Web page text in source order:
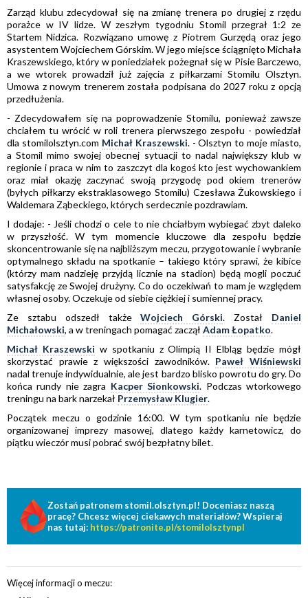
Zarząd klubu zdecydował się na zmianę trenera po drugiej z rzędu
porażce w IV lidze. W zeszłym tygodniu Stomil przegrał 1:2 ze
Startem Nidzica. Rozwiązano umowę z Piotrem Gurzędą oraz jego
asystentem Wojciechem Górskim. W jego miejsce ściągnięto Michała
Kraszewskiego, który w poniedziałek pożegnał się w Pisie Barczewo,
a we wtorek prowadził już zajęcia z piłkarzami Stomilu Olsztyn.
Umowa z nowym trenerem została podpisana do 2027 roku z opcją
przedłużenia.
- Zdecydowałem się na poprowadzenie Stomilu, ponieważ zawsze
chciałem tu wrócić w roli trenera pierwszego zespołu - powiedział
dla stomilolsztyn.com Michał Kraszewski. - Olsztyn to moje miasto,
a Stomil mimo swojej obecnej sytuacji to nadal największy klub w
regionie i praca w nim to zaszczyt dla kogoś kto jest wychowankiem
oraz miał okazję zaczynać swoją przygodę pod okiem trenerów
(byłych piłkarzy ekstraklasowego Stomilu) Czesława Żukowskiego i
Waldemara Ząbeckiego, których serdecznie pozdrawiam.
I dodaje: - Jeśli chodzi o cele to nie chciałbym wybiegać zbyt daleko
w przyszłość. W tym momencie kluczowe dla zespołu będzie
skoncentrowanie się na najbliższym meczu, przygotowanie i wybranie
optymalnego składu na spotkanie – takiego który sprawi, że kibice
(którzy mam nadzieję przyjdą licznie na stadion) będą mogli poczuć
satysfakcję ze Swojej drużyny. Co do oczekiwań to mam je względem
własnej osoby. Oczekuje od siebie ciężkiej i sumiennej pracy.
Ze sztabu odszedł takżeWojciech Górski. Został Daniel
Michałowski, a w treningach pomagać zaczął Adam Łopatko.
Michał Kraszewski w spotkaniu z Olimpią II Elbląg będzie mógł
skorzystać prawie z większości zawodników. Paweł Wiśniewski
nadal trenuje indywidualnie, ale jest bardzo blisko powrotu do gry. Do
końca rundy nie zagra Kacper Sionkowski. Podczas wtorkowego
treningu na bark narzekał Przemysław Klugier.
Początek meczu o godzinie 16:00. W tym spotkaniu nie będzie
organizowanej imprezy masowej, dlatego każdy karnetowicz, do
piątku wieczór musi pobrać swój bezpłatny bilet.
Zostań patronem stomil.olsztyn.pl! Doceniasz naszą
pracę? Chcesz więcej ciekawych materiałów? Wspieraj
nas tutaj: https://patronite.pl/stomilolsztynpl
Więcej informacji o meczu: